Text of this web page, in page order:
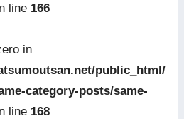
line 166
in
public_html/
category-posts/same-
line 168